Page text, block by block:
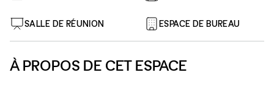
SALLE DE RÉUNION ESPACE DE BUREAU
À PROPOS DE CET ESPACE